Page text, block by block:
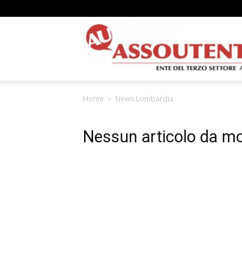
Home News Lombardia
Nessun articolo da